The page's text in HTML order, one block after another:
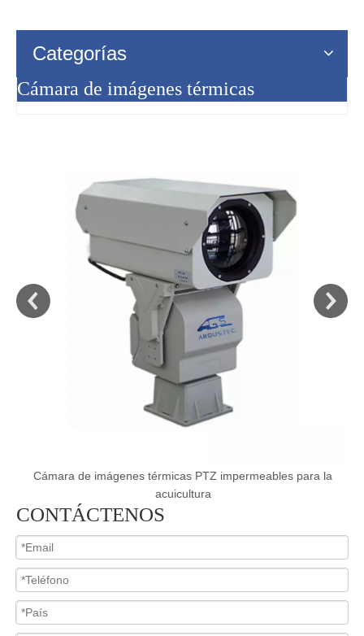
Categorías
Cámara de imágenes térmicas
Cámara de imágenes térmicas PTZ impermeables para la
acuicultura
CONTÁCTENOS